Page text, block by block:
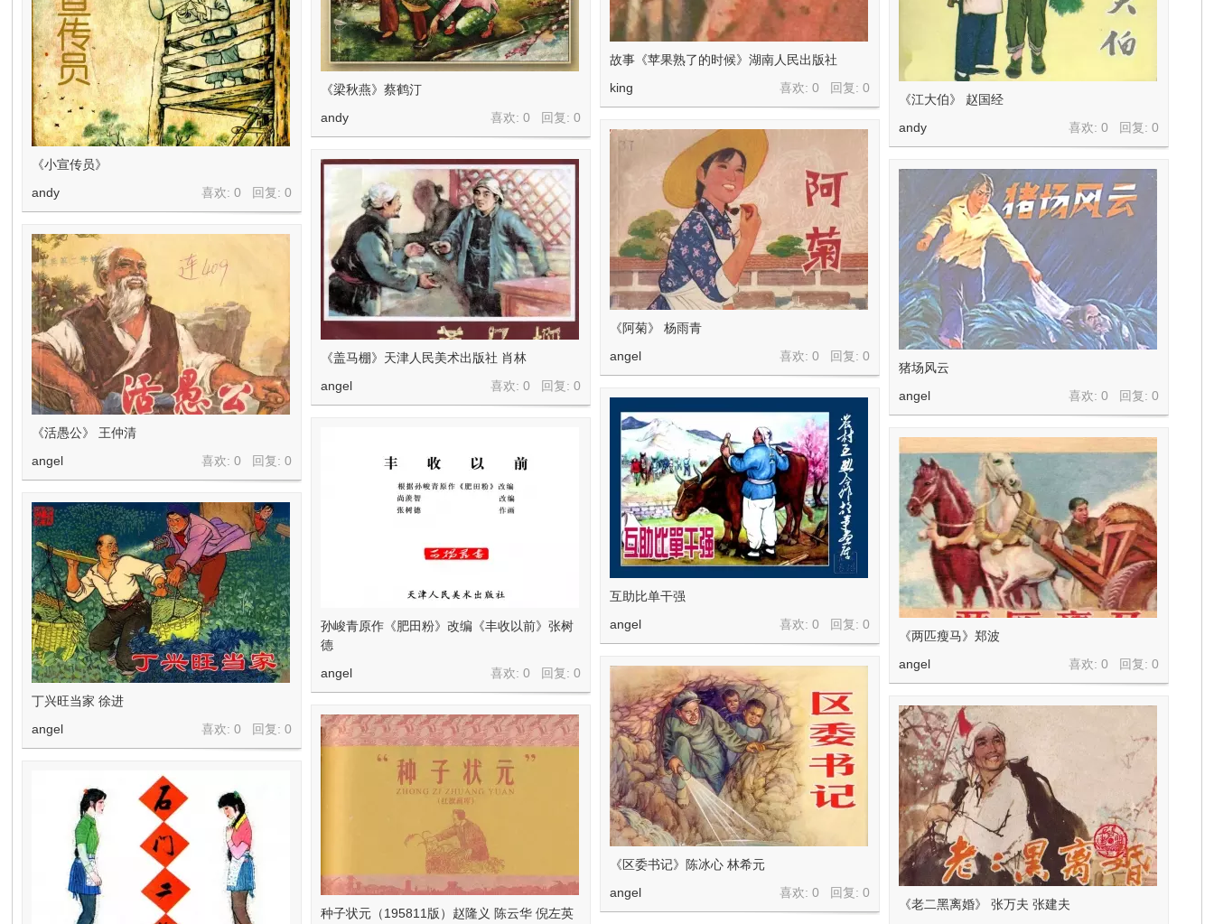
故事《苹果熟了的时候》湖南人民出版社
喜欢: 0 回复:0
king
《梁秋燕》蔡鹤汀
喜欢: 0 回复:0
andy
《江大伯》 赵国经
喜欢: 0 回复:0
andy
《小宣传员》
喜欢: 0 回复:0
andy
《阿菊》 杨雨青
喜欢: 0 回复:0
angel
《盖马棚》天津人民美术出版社 肖林
喜欢: 0 回复:0
angel
猪场风云
喜欢: 0 回复:0
angel
《活愚公》 王仲清
喜欢: 0 回复:0
angel
互助比单干强
喜欢: 0 回复:0
angel
孙峻青原作《肥田粉》改编《丰收以前》张树
德
喜欢: 0 回复:0
angel
《两匹瘦马》郑波
喜欢: 0 回复:0
angel
丁兴旺当家 徐进
喜欢: 0 回复:0
angel
《区委书记》陈冰心 林希元
喜欢: 0 回复:0
angel
《老二黑离婚》 张万夫 张建夫
种子状元（195811版）赵隆义 陈云华 倪左英